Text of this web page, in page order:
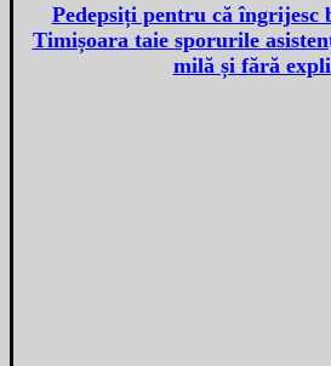
Pedepsiți pentru că
Timișoara taie sporurile
milă și fără